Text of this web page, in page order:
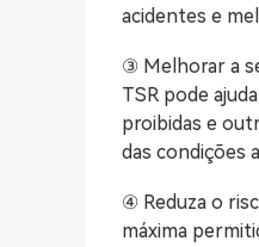
acidentes e
③ Melhorar a
TSR pode
proibidas e
das condições
④ Reduza o
máxima